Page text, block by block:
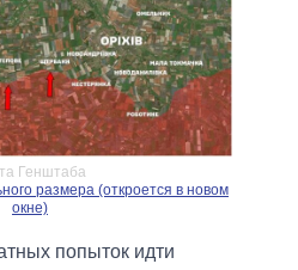
Генштаба
размера (откроется в новом
окне)
попыток идти